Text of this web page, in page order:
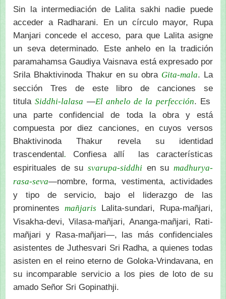
Sin la intermediación de Lalita sakhi nadie puede
acceder a Radharani. En un círculo mayor, Rupa
Manjari concede el acceso, para que Lalita asigne
un seva determinado. Este anhelo en la tradición
paramahamsa Gaudiya Vaisnava está expresado por
Srila Bhaktivinoda Thakur en su obraGita-mala. La
sección Tres de este libro de canciones se
titulaSiddhi-lalasa —El anhelo de la perfección. Es
una parte confidencial de toda la obra y está
compuesta por diez canciones, en cuyos versos
Bhaktivinoda Thakur revela su identidad
trascendental. Confiesa allí las características
espirituales de su svarupa-siddhi en su madhurya-
rasa-seva—nombre, forma, vestimenta, actividades
y tipo de servicio, bajo el liderazgo de las
prominentesmañjaris Lalita-sundari, Rupa-mañjari,
Visakha-devi, Vilasa-mañjari, Ananga-mañjari, Rati-
mañjari y Rasa-mañjari—, las más confidenciales
asistentes de Juthesvari Sri Radha, a quienes todas
asisten en el reino eterno de Goloka-Vrindavana, en
su incomparable servicio a los pies de loto de su
amado Señor Sri Gopinathji.